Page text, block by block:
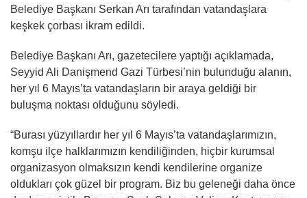
Belediye Başkanı Serkan Arı tarafından vatandaşlara
keşkek çorbası ikram edildi.
Belediye Başkanı Arı, gazetecilere yaptığı açıklamada,
Seyyid Ali Danişmend Gazi Türbesi’nin bulunduğu alanın,
her yıl 6 Mayıs’ta vatandaşların bir araya geldiği bir
buluşma noktası olduğunu söyledi.
“Burası yüzyıllardır her yıl 6 Mayıs’ta vatandaşlarımızın,
komşu ilçe halklarımızın kendiliğinden, hiçbir kurumsal
organizasyon olmaksızın kendi kendilerine organize
oldukları çok güzel bir program. Biz bu geleneği daha önce